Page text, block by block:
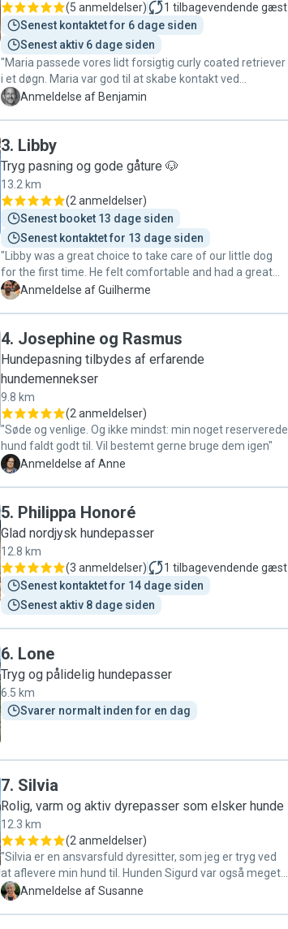
(5 anmeldelser) 1 tilbagevendende gæst
Senest kontaktet for 6 dage siden
Senest aktiv 6 dage siden
"Maria passede vores lidt forsigtig curly coated retriever
i et døgn. Maria var god til at skabe kontakt ved
aflevering og det var tydeligt at hunden var glad for
B Anmeldelse af Benjamin
3. Libby
Tryg pasning og gode gåture 🐶
13.2 km
(2 anmeldelser)
Senest booket 13 dage siden
Senest kontaktet for 13 dage siden
"Libby was a great choice to take care of our little dog
for the first time. He felt comfortable and had a great
time! She is super caring. We will definitely use her
G Anmeldelse af Guilherme
4. Josephine og Rasmus
Hundepasning tilbydes af erfarende
hundemennekser
9.8 km
(2 anmeldelser)
"Søde og venlige. Og ikke mindst: min noget reserverede
hund faldt godt til. Vil bestemt gerne bruge dem igen"
A Anmeldelse af Anne
5. Philippa Honoré
Glad nordjysk hundepasser
12.8 km
(3 anmeldelser) 1 tilbagevendende gæst
Senest kontaktet for 14 dage siden
Senest aktiv 8 dage siden
6. Lone
Tryg og pålidelig hundepasser
6.5 km
Svarer normalt inden for en dag
7. Silvia
Rolig, varm og aktiv dyrepasser som elsker hunde
12.3 km
(2 anmeldelser)
"Silvia er en ansvarsfuld dyresitter, som jeg er tryg ved
at aflevere min hund til. Hunden Sigurd var også meget
tilfreds. Susanne Simonsen"
S Anmeldelse af Susanne